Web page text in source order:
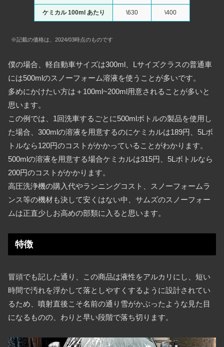
ケミカル 100ml あたり \630 \400
※記載の価格は、2024/03時点のものです
僕の場合、軽自動車サイズは300ml、Lサイズクラスの普通車
には500mlのスノーフォーム溶液を使うことが多いです。
多めにかけたい方は＋100ml~200ml用意されることが多いと
思います。
この例では、1回洗車するごとに500mlボトルの製品を使用し
た場合、300mlの溶液を用意するのにケミカルは189円、5Lボ
トルなら120円のコストがかかっていることがわかります。
500mlの溶液を用意する場合ケミカルは315円、5Lボトルなら
200円のコストがかかります。
高圧洗浄機の購入代やランニングコスト、スノーフォームラ
ンス等の機材も決して安くはない中、サムズのスノーフォー
ムは正直少しお高めの部類に入ると思います。
特徴
冒頭でも記した通り、この商品は液性をアルカリにし、短い
時間で汚れを浮かして落としやすくするように設計されてい
るため、噴射直後こそ名前の通り雪がかぶったような見た目
になるものの、わりと早い段階で落ち切ります。